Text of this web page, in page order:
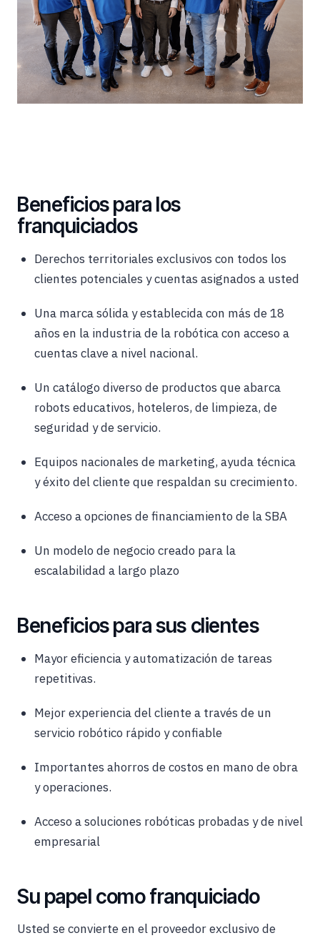
Beneficios para los
franquiciados
Derechos territoriales exclusivos con todos los
clientes potenciales y cuentas asignados a usted
Una marca sólida y establecida con más de 18
años en la industria de la robótica con acceso a
cuentas clave a nivel nacional.
Un catálogo diverso de productos que abarca
robots educativos, hoteleros, de limpieza, de
seguridad y de servicio.
Equipos nacionales de marketing, ayuda técnica
y éxito del cliente que respaldan su crecimiento.
Acceso a opciones de financiamiento de la SBA
Un modelo de negocio creado para la
escalabilidad a largo plazo
Beneficios para sus clientes
Mayor eficiencia y automatización de tareas
repetitivas.
Mejor experiencia del cliente a través de un
servicio robótico rápido y confiable
Importantes ahorros de costos en mano de obra
y operaciones.
Acceso a soluciones robóticas probadas y de nivel
empresarial
Su papel como franquiciado
Usted se convierte en el proveedor exclusivo de